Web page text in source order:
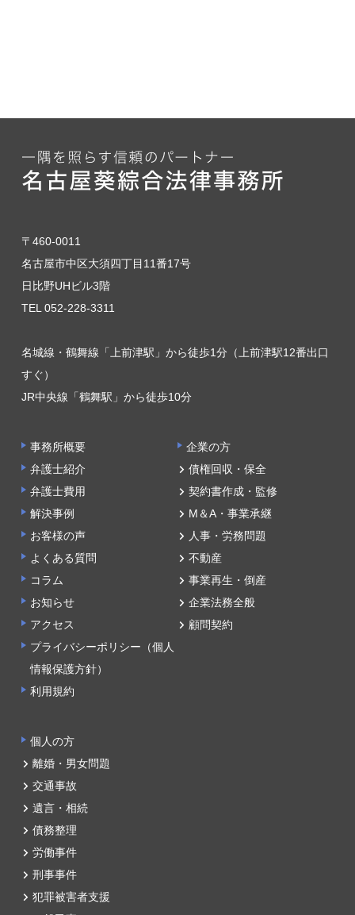
〒460-0011
名古屋市中区大須四丁目11番17号
日比野UHビル3階
TEL 052-228-3311
名城線・鶴舞線「上前津駅」から徒歩1分（上前津駅12番出口
すぐ）
JR中央線「鶴舞駅」から徒歩10分
事務所概要
弁護士紹介
弁護士費用
解決事例
お客様の声
よくある質問
コラム
お知らせ
アクセス
プライバシーポリシー（個人
情報保護方針）
利用規約
企業の方
債権回収・保全
契約書作成・監修
M＆A・事業承継
人事・労務問題
不動産
事業再生・倒産
企業法務全般
顧問契約
個人の方
離婚・男女問題
交通事故
遺言・相続
債務整理
労働事件
刑事事件
犯罪被害者支援